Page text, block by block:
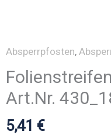
Absperrpfosten,
Art.Nr.
5,41 €